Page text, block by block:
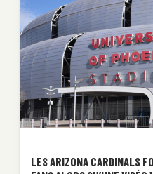
LES ARIZONA CARDINALS